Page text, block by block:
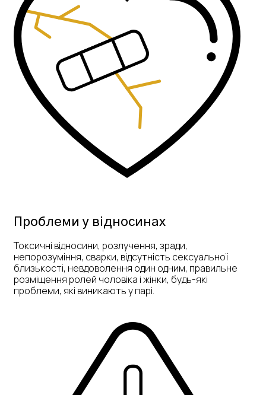
Проблеми у відносинах
Токсичні відносини, розлучення, зради,
непорозуміння, сварки, відсутність сексуальної
близькості, невдоволення один одним, правильне
розміщення ролей чоловіка і жінки, будь-які
проблеми, які виникають у парі.